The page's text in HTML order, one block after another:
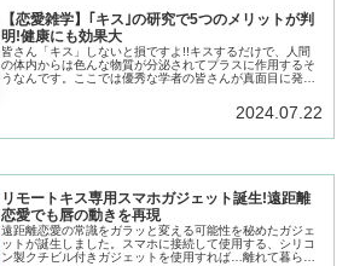
【恋愛雑学】｢キス｣の研究で5つのメリットが判
明!健康にも効果大
皆さん「キス」しないと損ですよ!!キスするだけで、人間
の体内からは色んな物質が分泌されてプラスに作用するそ
うなんです。ここでは優秀な学者の皆さんが真面目に発表
2024.07.22
リモートキス専用スマホガジェット誕生!遠距離
恋愛でも唇の動きを再現
遠距離恋愛の常識をガラッと変える可能性を秘めたガジェ
ットが誕生しました。スマホに接続して使用する、シリコ
ン製クチビル付きガジェットを使用すれば…離れて暮らす